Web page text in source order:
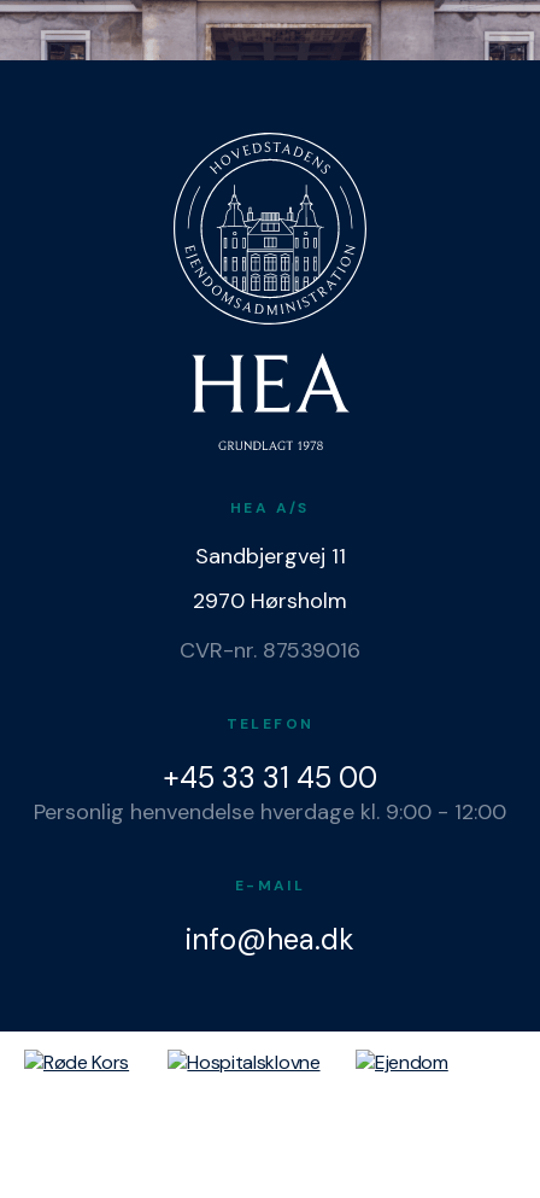
HEA A/S
Sandbjergvej 11
2970 Hørsholm
CVR-nr. 87539016
TELEFON
+45 33 31 45 00
Personlig henvendelse hverdage kl. 9:00 - 12:00
E-MAIL
info@hea.dk